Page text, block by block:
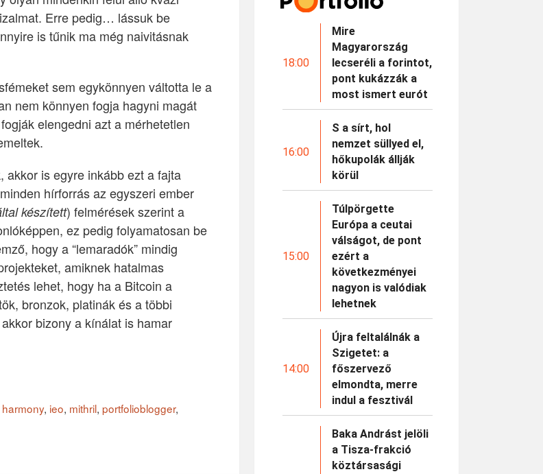
Erre pedig… lássuk be
is tűnik ma még naivitásnak
sem egykönnyen váltotta le a
nem könnyen fogja hagyni magát
elengedni azt a mérhetetlen
akkor is egyre inkább ezt a fajta
hírforrás az egyszeri ember
készített) felmérések szerint a
ez pedig folyamatosan be
hogy a “lemaradók” mindig
amiknek hatalmas
lehet, hogy ha a Bitcoin a
bronzok, platinák és a többi
bizony a kínálat is hamar
harmony, ieo, mithril, portfolioblogger,
18:00
Mire
Magyarország
lecseréli a forintot,
pont kukázzák a
most ismert eurót
16:00
S a sírt, hol
nemzet süllyed el,
hőkupolák állják
körül
15:00
Túlpörgette
Európa a ceutai
válságot, de pont
ezért a
következményei
nagyon is valódiak
lehetnek
14:00
Újra feltalálnák a
Szigetet: a
főszervező
elmondta, merre
indul a fesztivál
Baka Andrást jelöli
a Tisza-frakció
köztársasági